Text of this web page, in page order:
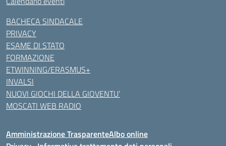
BACHECA SINDACALE
PRIVACY
ESAME DI STATO
FORMAZIONE
ETWINNING/ERASMUS+
INVALSI
NUOVI GIOCHI DELLA GIOVENTU’
MOSCATI WEB RADIO
Amministrazione TrasparenteAlbo online